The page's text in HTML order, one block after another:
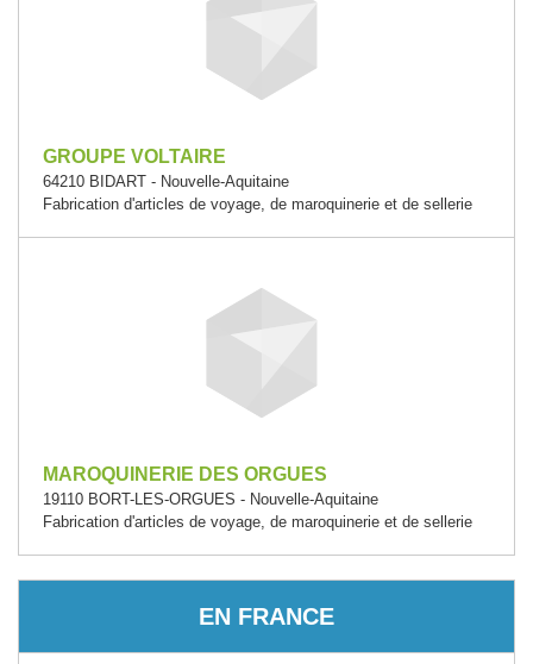
GROUPE VOLTAIRE
64210 BIDART - Nouvelle-Aquitaine
Fabrication d'articles de voyage, de maroquinerie et de sellerie
MAROQUINERIE DES ORGUES
19110 BORT-LES-ORGUES - Nouvelle-Aquitaine
Fabrication d'articles de voyage, de maroquinerie et de sellerie
EN FRANCE